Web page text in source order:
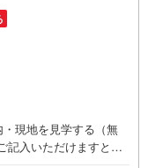
現地を見学する（無
記入いただけますとス